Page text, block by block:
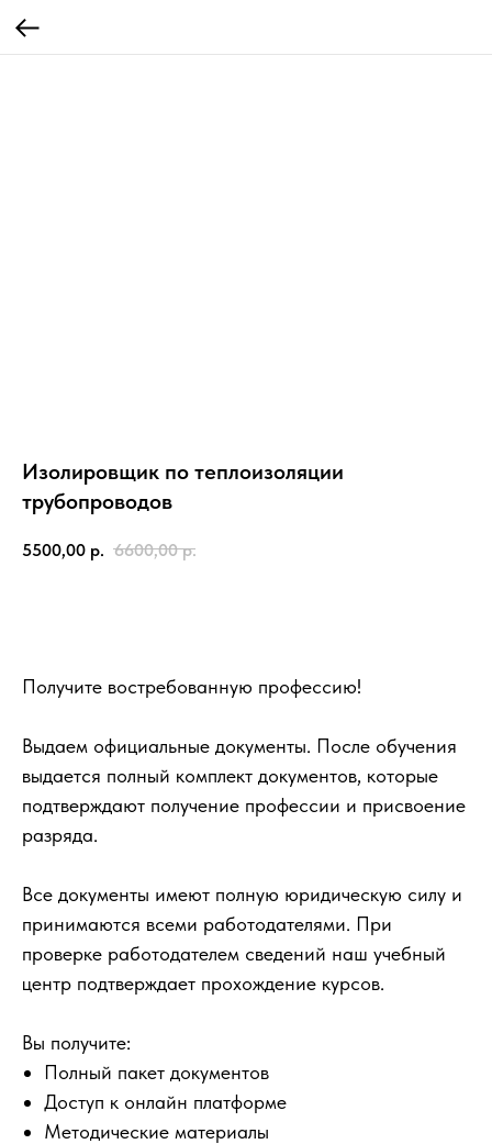
Изолировщик по теплоизоляции
трубопроводов
5500,00 р. 6600,00 р.
Получите востребованную профессию!
Выдаем официальные документы. После обучения
выдается полный комплект документов, которые
подтверждают получение профессии и присвоение
разряда.
Все документы имеют полную юридическую силу и
принимаются всеми работодателями. При
проверке работодателем сведений наш учебный
центр подтверждает прохождение курсов.
Вы получите:
Полный пакет документов
Доступ к онлайн платформе
Методические материалы